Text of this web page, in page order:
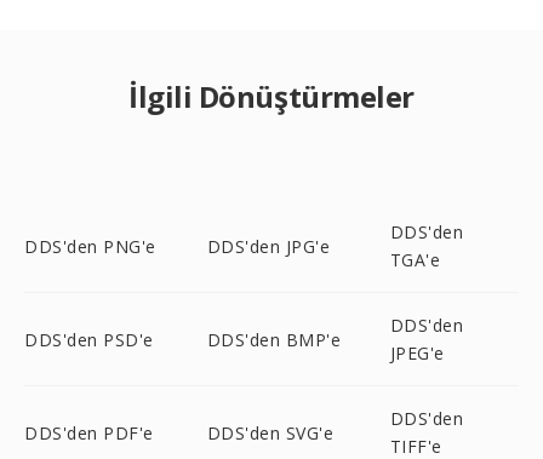
İlgili Dönüştürmeler
DDS'den PNG'e DDS'den JPG'e
DDS'den
TGA'e
DDS'den PSD'e DDS'den BMP'e
DDS'den
JPEG'e
DDS'den PDF'e DDS'den SVG'e
DDS'den
TIFF'e